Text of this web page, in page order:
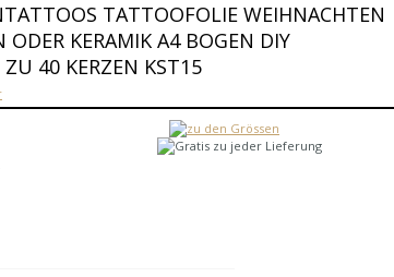
TATTOOFOLIE WEIHNACHTEN
ODER KERAMIK A4 BOGEN DIY
40 KERZEN KST15